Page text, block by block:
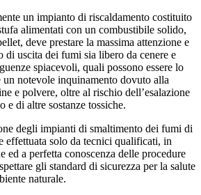
un impianto di riscaldamento costituito
alimentati con un combustibile solido,
deve prestare la massima attenzione e
di uscita dei fumi sia libero da cenere e
spiacevoli, quali possono essere lo
notevole inquinamento dovuto alla
e polvere, oltre al rischio dell’esalazione
e di altre sostanze tossiche.
degli impianti di smaltimento dei fumi di
effettuata solo da tecnici qualificati, in
ed a perfetta conoscenza delle procedure
gli standard di sicurezza per la salute
naturale.